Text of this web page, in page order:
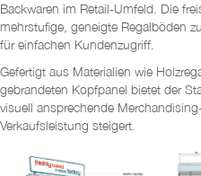
Backwaren im Retail-Umfeld. Die
mehrstufige, geneigte Regalböden
für einfachen Kundenzugriff.
Gefertigt aus Materialien wie
gebrandeten Kopfpanel bietet der
visuell ansprechende
Verkaufsleistung steigert.